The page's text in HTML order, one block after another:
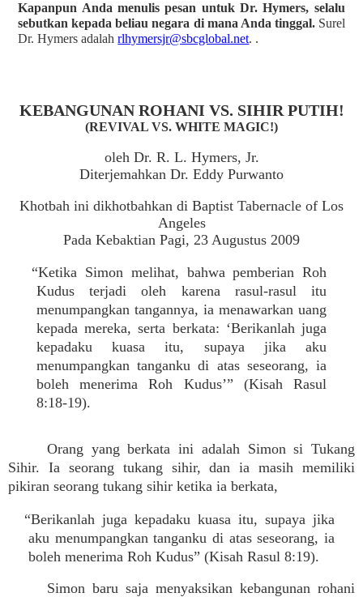
Kapanpun Anda menulis pesan untuk Dr. Hymers, selalu
sebutkan kepada beliau negara di mana Anda tinggal. Surel
Dr. Hymers adalahrlhymersjr@sbcglobal.net. .
KEBANGUNAN ROHANI VS. SIHIR PUTIH!
(REVIVAL VS. WHITE MAGIC!)
oleh Dr. R. L. Hymers, Jr.
Diterjemahkan Dr. Eddy Purwanto
Khotbah ini dikhotbahkan di Baptist Tabernacle of Los
Angeles
Pada Kebaktian Pagi, 23 Augustus 2009
“Ketika Simon melihat, bahwa pemberian Roh
Kudus terjadi oleh karena rasul-rasul itu
menumpangkan tangannya, ia menawarkan uang
kepada mereka, serta berkata: ‘Berikanlah juga
kepadaku kuasa itu, supaya jika aku
menumpangkan tanganku di atas seseorang, ia
boleh menerima Roh Kudus’” (Kisah Rasul
8:18-19).
Orang yang berkata ini adalah Simon si Tukang
Sihir. Ia seorang tukang sihir, dan ia masih memiliki
pikiran seorang tukang sihir ketika ia berkata,
“Berikanlah juga kepadaku kuasa itu, supaya jika
aku menumpangkan tanganku di atas seseorang, ia
boleh menerima Roh Kudus” (Kisah Rasul 8:19).
Simon baru saja menyaksikan kebangunan rohani